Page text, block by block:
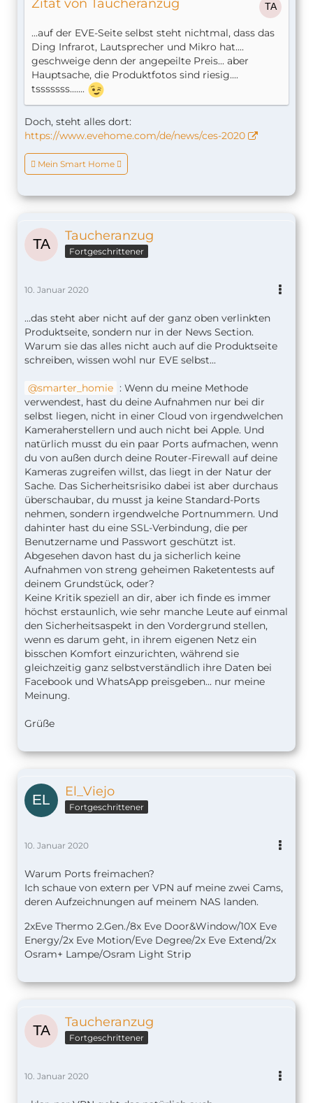
Zitat von Taucheranzug
...auf der EVE-Seite selbst steht nichtmal, dass das
Ding Infrarot, Lautsprecher und Mikro hat....
geschweige denn der angepeilte Preis... aber
Hauptsache, die Produktfotos sind riesig....
tsssssss.......
Doch, steht alles dort:
https://www.evehome.com/de/news/ces-2020
 Mein Smart Home 
Taucheranzug
Fortgeschrittener
10. Januar 2020
...das steht aber nicht auf der ganz oben verlinkten
Produktseite, sondern nur in der News Section.
Warum sie das alles nicht auch auf die Produktseite
schreiben, wissen wohl nur EVE selbst...
smarter_homie : Wenn du meine Methode
verwendest, hast du deine Aufnahmen nur bei dir
selbst liegen, nicht in einer Cloud von irgendwelchen
Kameraherstellern und auch nicht bei Apple. Und
natürlich musst du ein paar Ports aufmachen, wenn
du von außen durch deine Router-Firewall auf deine
Kameras zugreifen willst, das liegt in der Natur der
Sache. Das Sicherheitsrisiko dabei ist aber durchaus
überschaubar, du musst ja keine Standard-Ports
nehmen, sondern irgendwelche Portnummern. Und
dahinter hast du eine SSL-Verbindung, die per
Benutzername und Passwort geschützt ist.
Abgesehen davon hast du ja sicherlich keine
Aufnahmen von streng geheimen Raketentests auf
deinem Grundstück, oder?
Keine Kritik speziell an dir, aber ich finde es immer
höchst erstaunlich, wie sehr manche Leute auf einmal
den Sicherheitsaspekt in den Vordergrund stellen,
wenn es darum geht, in ihrem eigenen Netz ein
bisschen Komfort einzurichten, während sie
gleichzeitig ganz selbstverständlich ihre Daten bei
Facebook und WhatsApp preisgeben... nur meine
Meinung.
Grüße
El_Viejo
Fortgeschrittener
10. Januar 2020
Warum Ports freimachen?
Ich schaue von extern per VPN auf meine zwei Cams,
deren Aufzeichnungen auf meinem NAS landen.
2xEve Thermo 2.Gen./8x Eve Door&Window/10X Eve
Energy/2x Eve Motion/Eve Degree/2x Eve Extend/2x
Osram+ Lampe/Osram Light Strip
Taucheranzug
Fortgeschrittener
10. Januar 2020